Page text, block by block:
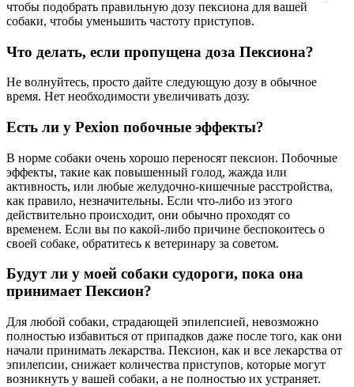
чтобы подобрать правильную дозу пексиона для вашей
собаки, чтобы уменьшить частоту приступов.
Что делать, если пропущена доза Пексиона?
Не волнуйтесь, просто дайте следующую дозу в обычное
время. Нет необходимости увеличивать дозу.
Есть ли у Pexion побочные эффекты?
В норме собаки очень хорошо переносят пексион. Побочные
эффекты, такие как повышенный голод, жажда или
активность, или любые желудочно-кишечные расстройства,
как правило, незначительны. Если что-либо из этого
действительно происходит, они обычно проходят со
временем. Если вы по какой-либо причине беспокоитесь о
своей собаке, обратитесь к ветеринару за советом.
Будут ли у моей собаки судороги, пока она
принимает Пексион?
Для любой собаки, страдающей эпилепсией, невозможно
полностью избавиться от припадков даже после того, как они
начали принимать лекарства. Пексион, как и все лекарства от
эпилепсии, снижает количества приступов, которые могут
возникнуть у вашей собаки, а не полностью их устраняет.